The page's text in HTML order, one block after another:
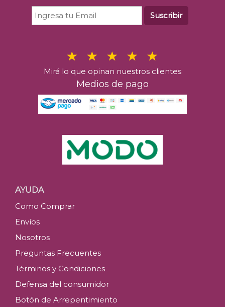
Suscribir
Mirá lo que opinan nuestros clientes
Medios de pago
AYUDA
Como Comprar
Envíos
Nosotros
Preguntas Frecuentes
Términos y Condiciones
Defensa del consumidor
Botón de Arrepentimiento